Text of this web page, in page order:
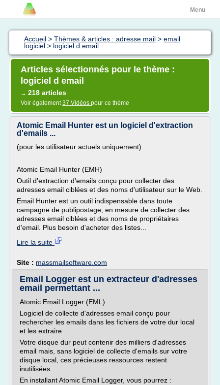
Menu
Accueil > Thèmes & articles : adresse mail > email
logiciel > logiciel d email
Articles sélectionnés pour le thème :
logiciel d email
→ 218 articles
Voir également37 Vidéos pour ce thème
Atomic Email Hunter est un logiciel d'extraction
d'emails ...
(pour les utilisateur actuels uniquement)
Atomic Email Hunter (EMH)
Outil d'extraction d'emails conçu pour collecter des
adresses email ciblées et des noms d'utilisateur sur le Web.
Email Hunter est un outil indispensable dans toute
campagne de publipostage, en mesure de collecter des
adresses email ciblées et des noms de propriétaires
d'email. Plus besoin d'acheter des listes...
Lire la suite
Site : massmailsoftware.com
Email Logger est un extracteur d'adresses
email permettant ...
Atomic Email Logger (EML)
Logiciel de collecte d'adresses email conçu pour
rechercher les emails dans les fichiers de votre dur local
et les extraire
Votre disque dur peut contenir des milliers d'adresses
email mais, sans logiciel de collecte d'emails sur votre
disque local, ces précieuses ressources restent
inutilisées.
En installant Atomic Email Logger, vous pourrez :